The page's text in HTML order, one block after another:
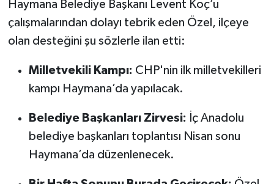
Haymana Belediye Başkanı Levent Koç’u
çalışmalarından dolayı tebrik eden Özel, ilçeye
olan desteğini şu sözlerle ilan etti:
Milletvekili Kampı: CHP'nin ilk milletvekilleri
kampı Haymana’da yapılacak.
Belediye Başkanları Zirvesi: İç Anadolu
belediye başkanları toplantısı Nisan sonu
Haymana’da düzenlenecek.